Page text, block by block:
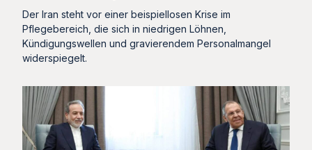
Der Iran steht vor einer beispiellosen Krise im
Pflegebereich, die sich in niedrigen Löhnen,
Kündigungswellen und gravierendem Personalmangel
widerspiegelt.